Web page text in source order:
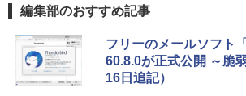
￥139,880
生成AIパスポート公
￥1,766
Amazon Kindle
ンチディスプレイ、
週間持続バッテリー
ク
編集部のおすすめ記事
フリーのメールソフト
60.8.0が正式公開 ～脆
16日追記）